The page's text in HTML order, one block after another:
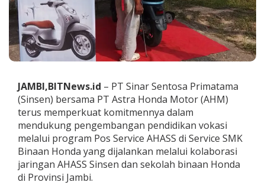
a
n
d
a
n
d
u
s
t
r
i
,
S
i
JAMBI,BITNews.id – PT Sinar Sentosa Primatama
(Sinsen) bersama PT Astra Honda Motor (AHM)
terus memperkuat komitmennya dalam
mendukung pengembangan pendidikan vokasi
melalui program Pos Service AHASS di Service SMK
Binaan Honda yang dijalankan melalui kolaborasi
jaringan AHASS Sinsen dan sekolah binaan Honda
di Provinsi Jambi.